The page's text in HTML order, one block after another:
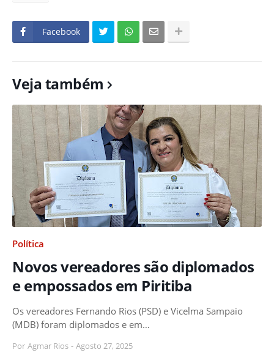
Facebook
Veja também
Política
Novos vereadores são diplomados
e empossados em Piritiba
Os vereadores Fernando Rios (PSD) e Vicelma Sampaio
(MDB) foram diplomados e em…
Por Agmar Rios - Agosto 27, 2025